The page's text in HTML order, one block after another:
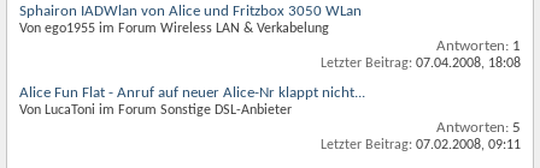
Sphairon IADWlan von Alice und Fritzbox 3050 WLan
Von ego1955 im Forum Wireless LAN & Verkabelung
Antworten: 1
Letzter Beitrag: 07.04.2008, 18:08
Alice Fun Flat - Anruf auf neuer Alice-Nr klappt nicht...
Von LucaToni im Forum Sonstige DSL-Anbieter
Antworten: 5
Letzter Beitrag: 07.02.2008, 09:11